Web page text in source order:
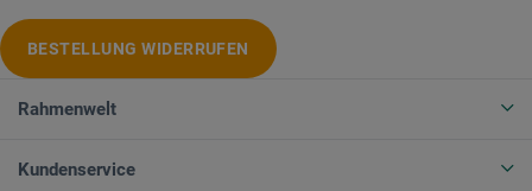
BESTELLUNG WIDERRUFEN
Rahmenwelt
Kundenservice